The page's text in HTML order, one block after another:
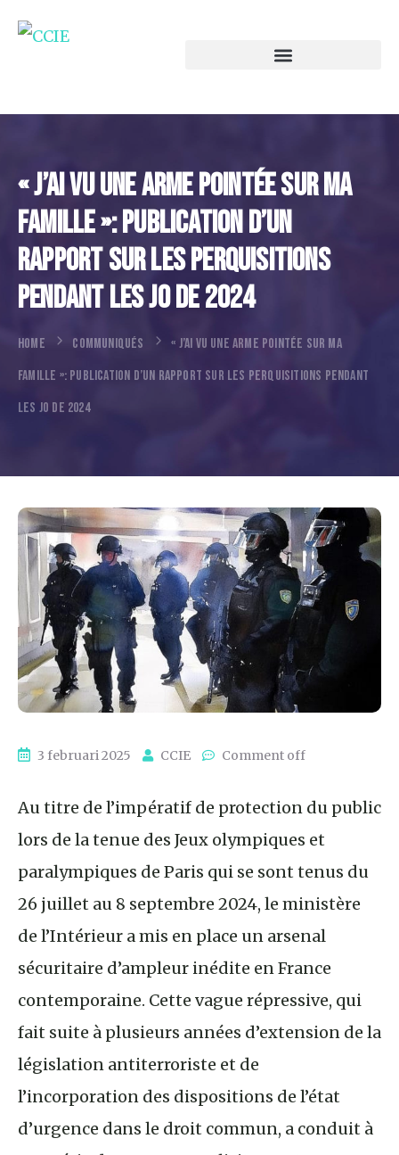
« J’ai Vu Une Arme Pointée Sur Ma
Famille »: Publication D’un
Rapport Sur Les Perquisitions
Pendant Les JO De 2024
HOME COMMUNIQUÉS
« J’AI VU UNE ARME POINTÉE SUR MA
FAMILLE »: PUBLICATION D’UN RAPPORT SUR LES PERQUISITIONS PENDANT
LES JO DE 2024
3 februari 2025 CCIE Comment off
Au titre de l’impératif de protection du public
lors de la tenue des Jeux olympiques et
paralympiques de Paris qui se sont tenus du
26 juillet au 8 septembre 2024, le ministère
de l’Intérieur a mis en place un arsenal
sécuritaire d’ampleur inédite en France
contemporaine. Cette vague répressive, qui
fait suite à plusieurs années d’extension de la
législation antiterroriste et de
l’incorporation des dispositions de l’état
d’urgence dans le droit commun, a conduit à